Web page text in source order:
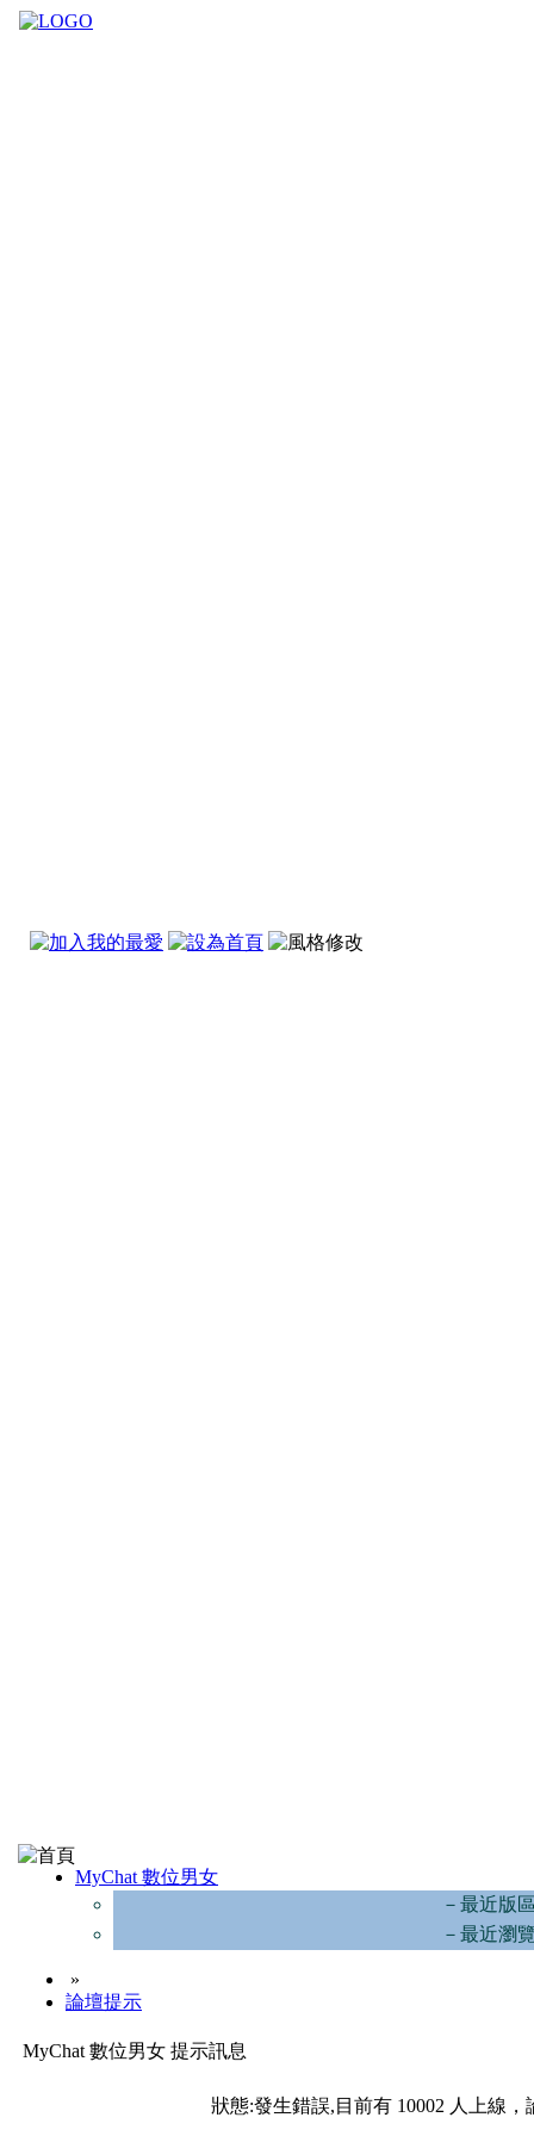
MyChat 數位男女
－最近版
－最近瀏
»
論壇提示
MyChat 數位男女 提示訊息
狀態:發生錯誤,目前有 10002 人上線